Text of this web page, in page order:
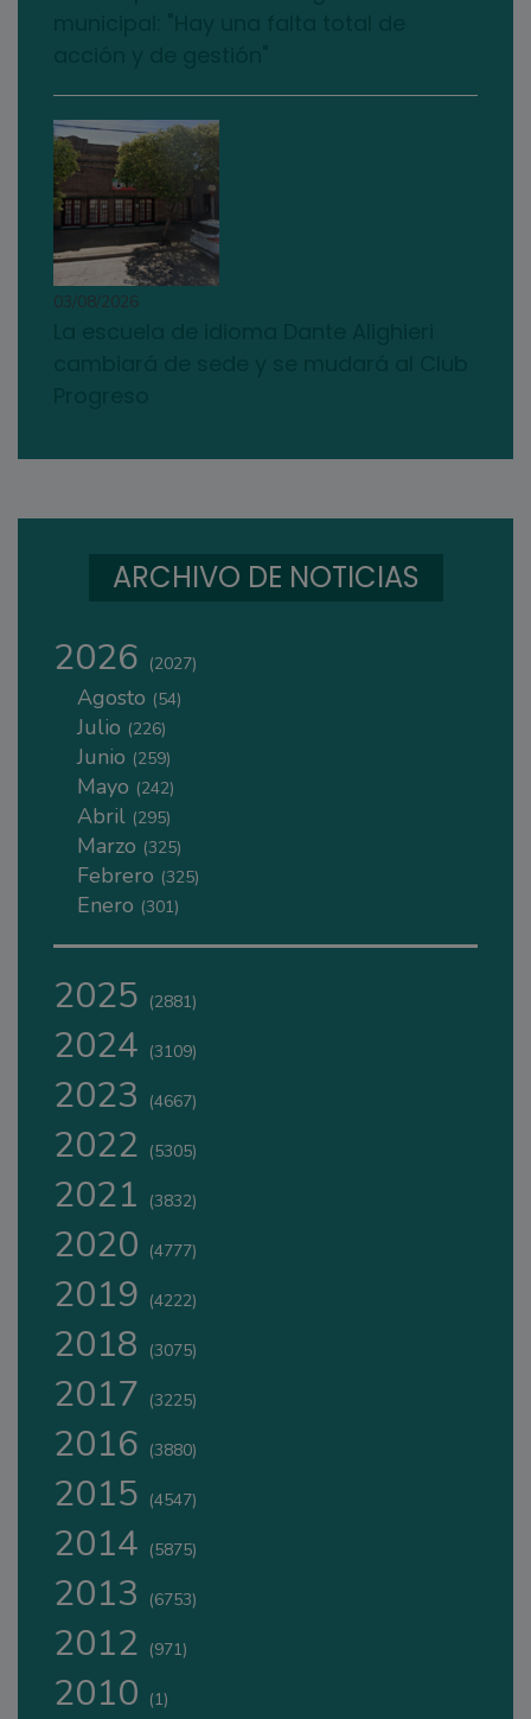
03/08/2026
ARCHIVO DE NOTICIAS
2026 (2027)
Agosto (54)
Julio (226)
Junio (259)
Mayo (242)
Abril (295)
Marzo (325)
Febrero (325)
Enero (301)
2025 (2881)
2024 (3109)
2023 (4667)
2022 (5305)
2021 (3832)
2020 (4777)
2019 (4222)
2018 (3075)
2017 (3225)
2016 (3880)
2015 (4547)
2014 (5875)
2013 (6753)
2012 (971)
2010 (1)